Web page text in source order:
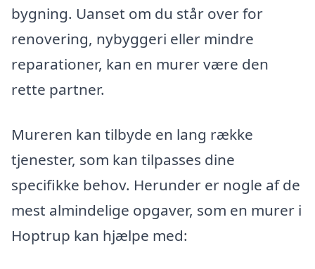
bygning. Uanset om du står over for
renovering, nybyggeri eller mindre
reparationer, kan en murer være den
rette partner.
Mureren kan tilbyde en lang række
tjenester, som kan tilpasses dine
specifikke behov. Herunder er nogle af de
mest almindelige opgaver, som en murer i
Hoptrup kan hjælpe med: